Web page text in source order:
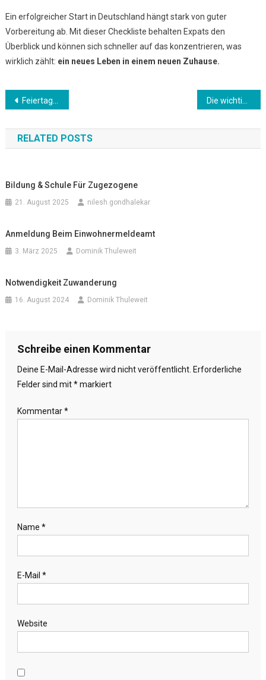
Ein erfolgreicher Start in Deutschland hängt stark von guter
Vorbereitung ab. Mit dieser Checkliste behalten Expats den
Überblick und können sich schneller auf das konzentrieren, was
wirklich zählt: ein neues Leben in einem neuen Zuhause.
Beitrags-
Navigation
Feiertage in Deutschland – Was ist offen, was geschlossen?
RELATED POSTS
Bildung & Schule Für Zugezogene
21. August 2025 nilesh.gondhalekar
Anmeldung Beim Einwohnermeldeamt
3. März 2025 Dominik Thuleweit
Notwendigkeit Zuwanderung
16. August 2024 Dominik Thuleweit
Schreibe einen Kommentar
Deine E-Mail-Adresse wird nicht veröffentlicht. Erforderliche
Felder sind mit*markiert
Kommentar*
Name *
E-Mail *
Website